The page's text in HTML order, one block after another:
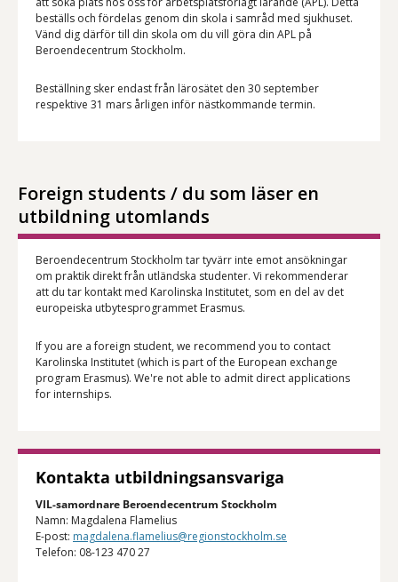
beställs och fördelas genom din skola i samråd med sjukhuset.
Vänd dig därför till din skola om du vill göra din APL på
Beroendecentrum Stockholm.
Beställning sker endast från lärosätet den 30 september
respektive 31 mars årligen inför nästkommande termin.
Foreign students / du som läser en
utbildning utomlands
Beroendecentrum Stockholm tar tyvärr inte emot ansökningar
om praktik direkt från utländska studenter. Vi rekommenderar
att du tar kontakt med Karolinska Institutet, som en del av det
europeiska utbytesprogrammet Erasmus.
If you are a foreign student, we recommend you to contact
Karolinska Institutet (which is part of the European exchange
program Erasmus). We're not able to admit direct applications
for internships.
Kontakta utbildningsansvariga
VIL-samordnare Beroendecentrum Stockholm
Namn: Magdalena Flamelius
E-post: magdalena.flamelius@regionstockholm.se
Telefon: 08-123 470 27